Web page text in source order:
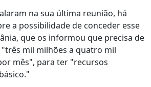
na sua última reunião, há
a possibilidade de conceder esse
que os informou que precisa de
mil milhões a quatro mil
mês", para ter "recursos